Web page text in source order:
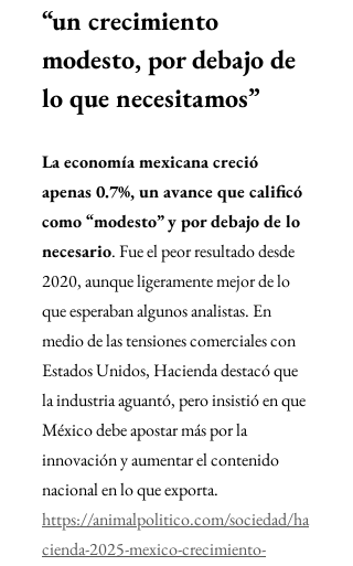
“un crecimiento
modesto, por debajo de
lo que necesitamos”
La economía mexicana creció
apenas 0.7%, un avance que calificó
como “modesto” y por debajo de lo
necesario. Fue el peor resultado desde
2020, aunque ligeramente mejor de lo
que esperaban algunos analistas. En
medio de las tensiones comerciales con
Estados Unidos, Hacienda destacó que
la industria aguantó, pero insistió en que
México debe apostar más por la
innovación y aumentar el contenido
nacional en lo que exporta.
https://animalpolitico.com/sociedad/ha
cienda-2025-mexico-crecimiento-